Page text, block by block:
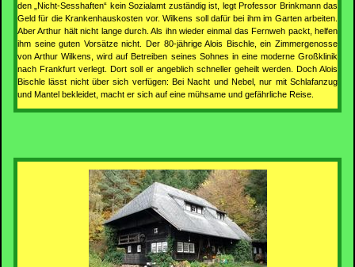
den „Nicht-Sesshaften“ kein Sozialamt zuständig ist, legt Professor Brinkmann das
Geld für die Krankenhauskosten vor. Wilkens soll dafür bei ihm im Garten arbeiten.
Aber Arthur hält nicht lange durch. Als ihn wieder einmal das Fernweh packt, helfen
ihm seine guten Vorsätze nicht. Der 80-jährige Alois Bischle, ein Zimmergenosse
von Arthur Wilkens, wird auf Betreiben seines Sohnes in eine moderne Großklinik
nach Frankfurt verlegt. Dort soll er angeblich schneller geheilt werden. Doch Alois
Bischle lässt nicht über sich verfügen: Bei Nacht und Nebel, nur mit Schlafanzug
und Mantel bekleidet, macht er sich auf eine mühsame und gefährliche Reise.